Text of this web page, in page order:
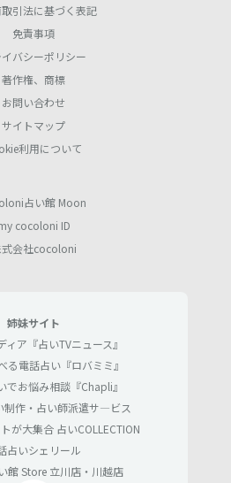
引法に基づく表記
免責事項
バシーポリシー
著作権、商標
お問い合わせ
サイトマップ
利用について
占い館 Moon
cocoloni ID
会社cocoloni
姉妹サイト
ィア『占いTVニュース』
る電話占い『ロバミミ』
でお悩み相談『Chapli』
制作・占い師派遣サ―ビス
が大集合 占いCOLLECTION
占いシェリール
館 Store 立川店・川越店